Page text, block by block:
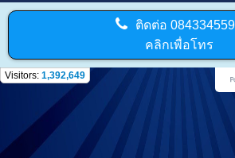
ติดต่อ
คลิกเพื่อโทร
Visitors: 1,392,649